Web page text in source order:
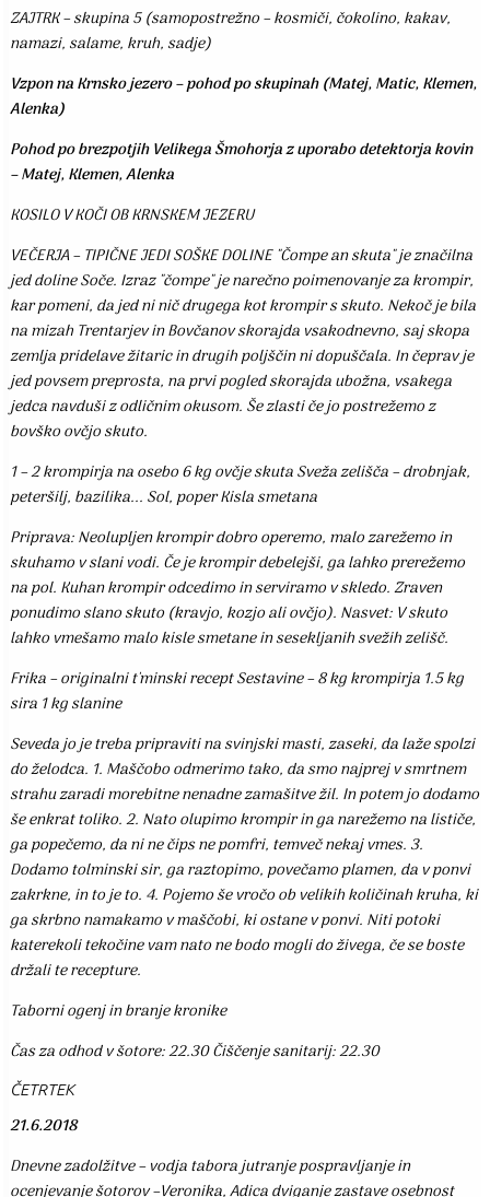
ZAJTRK – skupina 5 (samopostrežno – kosmiči, čokolino, kakav,
namazi, salame, kruh, sadje)
Vzpon na Krnsko jezero – pohod po skupinah (Matej, Matic, Klemen,
Alenka)
Pohod po brezpotjih Velikega Šmohorja z uporabo detektorja kovin
– Matej, Klemen, Alenka
KOSILO V KOČI OB KRNSKEM JEZERU
VEČERJA – TIPIČNE JEDI SOŠKE DOLINE "Čompe an skuta" je značilna
jed doline Soče. Izraz "čompe" je narečno poimenovanje za krompir,
kar pomeni, da jed ni nič drugega kot krompir s skuto. Nekoč je bila
na mizah Trentarjev in Bovčanov skorajda vsakodnevno, saj skopa
zemlja pridelave žitaric in drugih poljščin ni dopuščala. In čeprav je
jed povsem preprosta, na prvi pogled skorajda ubožna, vsakega
jedca navduši z odličnim okusom. Še zlasti če jo postrežemo z
bovško ovčjo skuto.
1 – 2 krompirja na osebo 6 kg ovčje skuta Sveža zelišča – drobnjak,
peteršilj, bazilika... Sol, poper Kisla smetana
Priprava: Neolupljen krompir dobro operemo, malo zarežemo in
skuhamo v slani vodi. Če je krompir debelejši, ga lahko prerežemo
na pol. Kuhan krompir odcedimo in serviramo v skledo. Zraven
ponudimo slano skuto (kravjo, kozjo ali ovčjo). Nasvet: V skuto
lahko vmešamo malo kisle smetane in sesekljanih svežih zelišč.
Frika – originalni t'minski recept Sestavine – 8 kg krompirja 1.5 kg
sira 1 kg slanine
Seveda jo je treba pripraviti na svinjski masti, zaseki, da laže spolzi
do želodca. 1. Maščobo odmerimo tako, da smo najprej v smrtnem
strahu zaradi morebitne nenadne zamašitve žil. In potem jo dodamo
še enkrat toliko. 2. Nato olupimo krompir in ga narežemo na lističe,
ga popečemo, da ni ne čips ne pomfri, temveč nekaj vmes. 3.
Dodamo tolminski sir, ga raztopimo, povečamo plamen, da v ponvi
zakrkne, in to je to. 4. Pojemo še vročo ob velikih količinah kruha, ki
ga skrbno namakamo v maščobi, ki ostane v ponvi. Niti potoki
katerekoli tekočine vam nato ne bodo mogli do živega, če se boste
držali te recepture.
Taborni ogenj in branje kronike
Čas za odhod v šotore: 22.30 Čiščenje sanitarij: 22.30
ČETRTEK
21.6.2018
Dnevne zadolžitve – vodja tabora jutranje pospravljanje in